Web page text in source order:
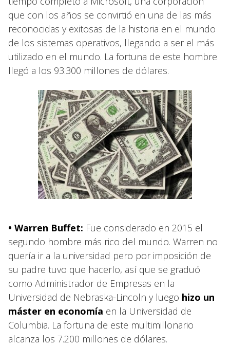
que con los años se convirtió en una de las más
reconocidas y exitosas de la historia en el mundo
de los sistemas operativos, llegando a ser el más
utilizado en el mundo. La fortuna de este hombre
llegó a los 93.300 millones de dólares.
• Warren Buffet: Fue considerado en 2015 el
segundo hombre más rico del mundo. Warren no
quería ir a la universidad pero por imposición de
su padre tuvo que hacerlo, así que se graduó
como Administrador de Empresas en la
Universidad de Nebraska-Lincoln y luego hizo un
máster en economía en la Universidad de
Columbia. La fortuna de este multimillonario
alcanza los 7.200 millones de dólares.